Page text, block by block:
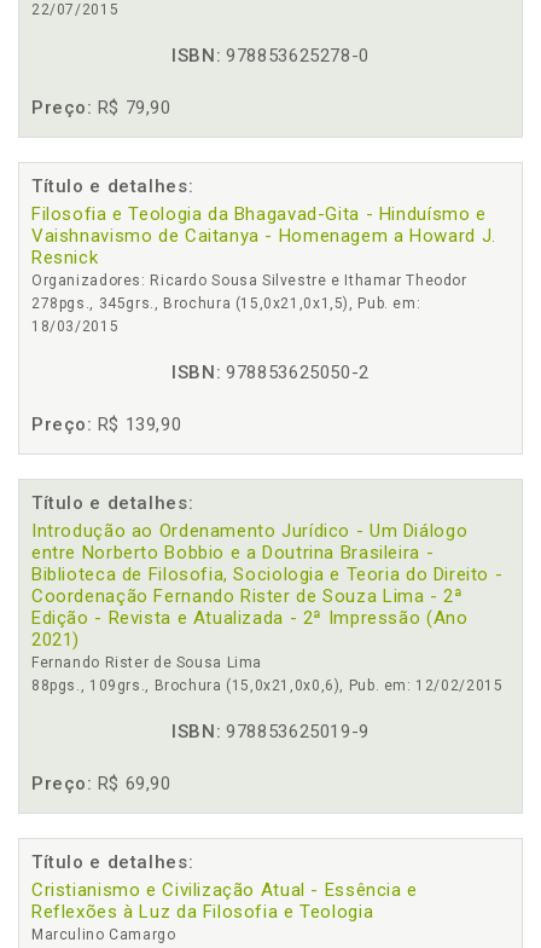
22/07/2015
ISBN: 978853625278-0
Preço: R$ 79,90
Título e detalhes:
Filosofia e Teologia da Bhagavad-Gita - Hinduísmo e
Vaishnavismo de Caitanya - Homenagem a Howard J.
Resnick
Organizadores: Ricardo Sousa Silvestre e Ithamar Theodor
278pgs., 345grs., Brochura (15,0x21,0x1,5), Pub. em:
18/03/2015
ISBN: 978853625050-2
Preço: R$ 139,90
Título e detalhes:
Introdução ao Ordenamento Jurídico - Um Diálogo
entre Norberto Bobbio e a Doutrina Brasileira -
Biblioteca de Filosofia, Sociologia e Teoria do Direito -
Coordenação Fernando Rister de Souza Lima - 2ª
Edição - Revista e Atualizada - 2ª Impressão (Ano
2021)
Fernando Rister de Sousa Lima
88pgs., 109grs., Brochura (15,0x21,0x0,6), Pub. em: 12/02/2015
ISBN: 978853625019-9
Preço: R$ 69,90
Título e detalhes:
Cristianismo e Civilização Atual - Essência e
Reflexões à Luz da Filosofia e Teologia
Marculino Camargo